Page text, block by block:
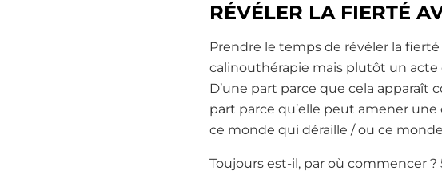
RÉVÉLER LA FIERTÉ
Prendre le temps de révéler la
calinouthérapie mais plutôt un
D’une part parce que cela apparaît
part parce qu’elle peut amener
ce monde qui déraille / ou ce
Toujours est-il, par où commencer ?